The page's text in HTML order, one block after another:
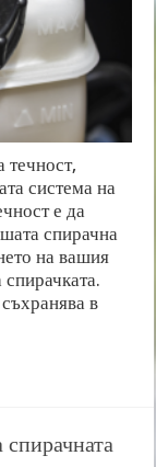
течност,
система на
е да
спирачна
на вашия
в
спирачната